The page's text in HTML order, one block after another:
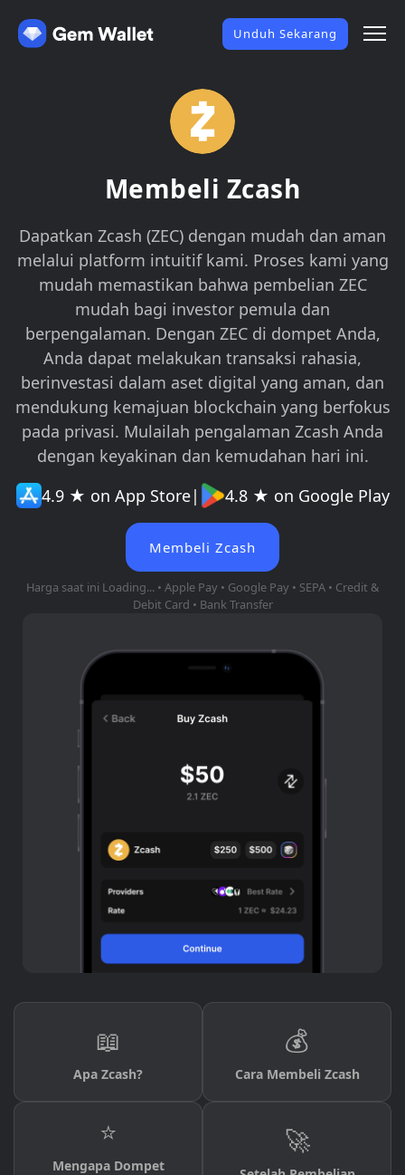
Unduh Sekarang
Membeli Zcash
Dapatkan Zcash (ZEC) dengan mudah dan aman
melalui platform intuitif kami. Proses kami yang
mudah memastikan bahwa pembelian ZEC
mudah bagi investor pemula dan
berpengalaman. Dengan ZEC di dompet Anda,
Anda dapat melakukan transaksi rahasia,
berinvestasi dalam aset digital yang aman, dan
mendukung kemajuan blockchain yang berfokus
pada privasi. Mulailah pengalaman Zcash Anda
dengan keyakinan dan kemudahan hari ini.
4.9 ★ on App Store| 4.8 ★ on Google Play
Membeli Zcash
Harga saat ini Loading... • Apple Pay • Google Pay • SEPA • Credit &
Debit Card • Bank Transfer
📖
Apa Zcash?
💰
Cara Membeli Zcash
⭐
Mengapa Dompet
🚀